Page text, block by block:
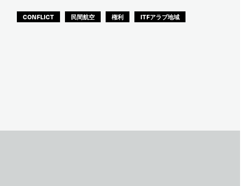
CONFLICT 民間航空 権利 ITFアラブ地域